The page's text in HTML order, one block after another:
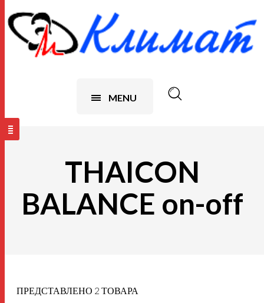
MENU
THAICON
BALANCE on-off
ПРЕДСТАВЛЕНО 2 ТОВАРА